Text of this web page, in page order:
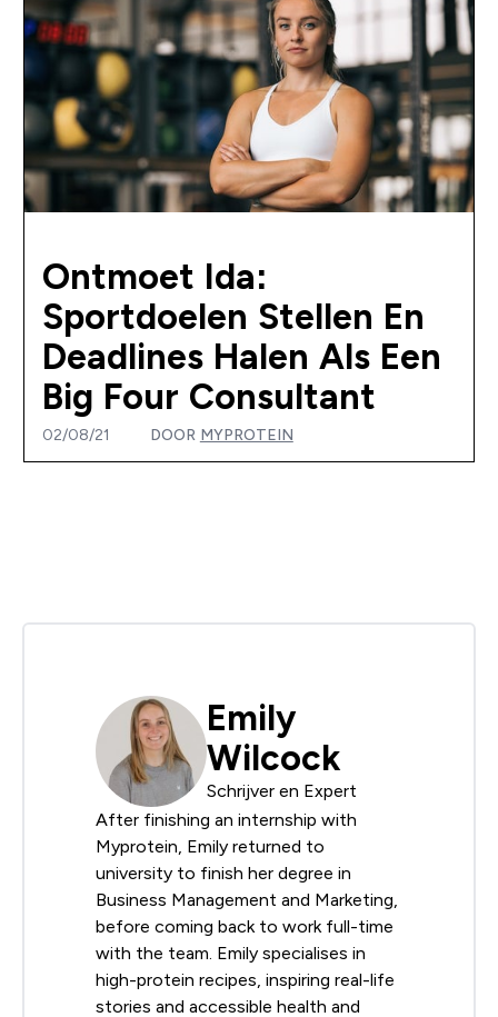
Ontmoet Ida:
Sportdoelen Stellen En
Deadlines Halen Als Een
Big Four Consultant
02/08/21 DOOR MYPROTEIN
Emily
Wilcock
Schrijver en Expert
After finishing an internship with
Myprotein, Emily returned to
university to finish her degree in
Business Management and Marketing,
before coming back to work full-time
with the team. Emily specialises in
high-protein recipes, inspiring real-life
stories and accessible health and